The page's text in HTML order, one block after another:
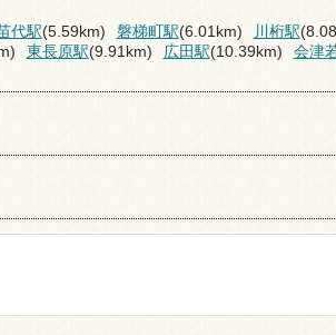
代駅(5.59km) 磐梯町駅(6.01km) 川桁駅
東長原駅(9.91km) 広田駅(10.39km) 会津